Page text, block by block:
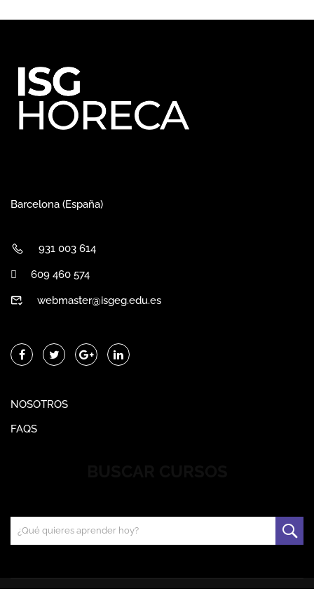
Barcelona (España)
931 003 614
609 460 574
webmaster@isgeg.edu.es
NOSOTROS
FAQS